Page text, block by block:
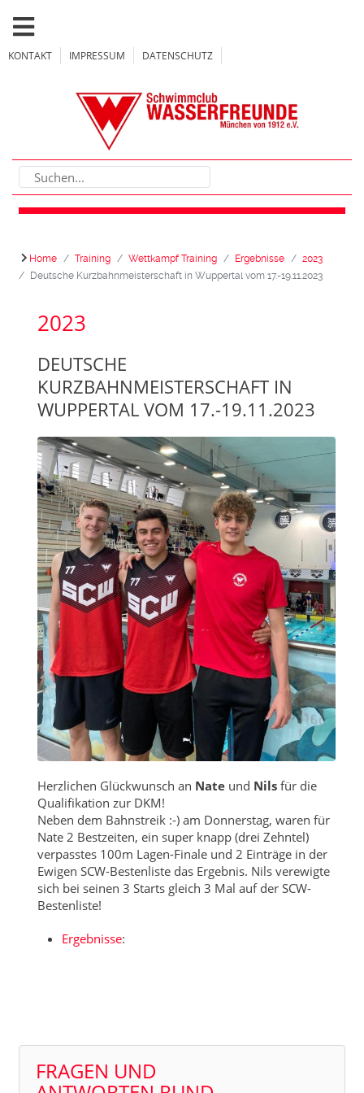
KONTAKT IMPRESSUM DATENSCHUTZ
Home Training Wettkampf Training Ergebnisse
2023
Deutsche Kurzbahnmeisterschaft in Wuppertal vom 17.-19.11.2023
2023
DEUTSCHE
KURZBAHNMEISTERSCHAFT IN
WUPPERTAL VOM 17.-19.11.2023
Herzlichen Glückwunsch an Nate und Nilsfür die
Qualifikation zur DKM!
Neben dem Bahnstreik :-) am Donnerstag, waren für
Nate 2 Bestzeiten, ein super knapp (drei Zehntel)
verpasstes 100m Lagen-Finale und 2 Einträge in der
Ewigen SCW-Bestenliste das Ergebnis. Nils verewigte
sich bei seinen 3 Starts gleich 3 Mal auf der SCW-
Bestenliste!
Ergebnisse:
FRAGEN UND